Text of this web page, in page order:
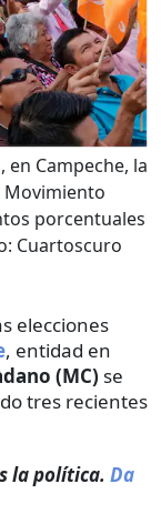
Campeche, la
Movimiento
porcentuales
Cuartoscuro
elecciones
, entidad en
(MC) se
tres recientes
la política. Da